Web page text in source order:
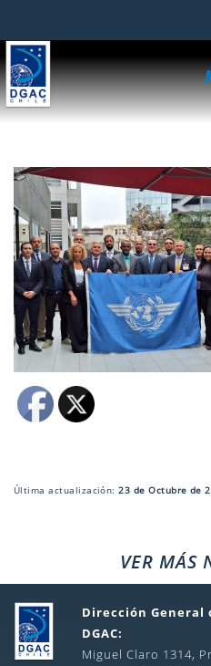
Última actualización:23 de Octubre de
VER MÁS
Dirección General
DGAC:
Miguel Claro 1314,